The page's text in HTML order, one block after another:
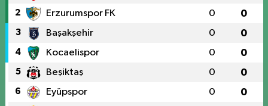
2 Erzurumspor FK 0 0
3 Başakşehir 0 0
4 Kocaelispor 0 0
5 Beşiktaş 0 0
6 Eyüpspor 0 0